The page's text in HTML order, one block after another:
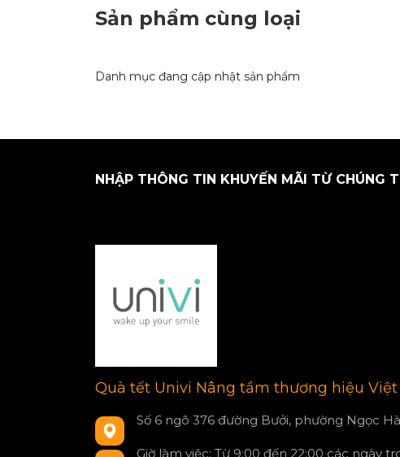
Sản phẩm cùng loại
Danh mục đang cập nhật sản phẩm
NHẬP THÔNG TIN KHUYẾN MÃI TỪ CHÚNG
Quà tết Univi Nâng tầm thương hiệu Việt
Số 6 ngõ 376 đường Bưởi, phường Ngọc
Giờ làm việc: Từ 9:00 đến 22:00 các ngày